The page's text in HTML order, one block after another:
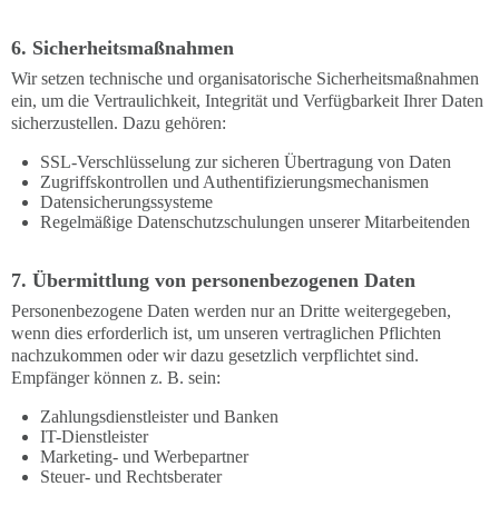
6. Sicherheitsmaßnahmen
Wir setzen technische und organisatorische Sicherheitsmaßnahmen
ein, um die Vertraulichkeit, Integrität und Verfügbarkeit Ihrer Daten
sicherzustellen. Dazu gehören:
SSL-Verschlüsselung zur sicheren Übertragung von Daten
Zugriffskontrollen und Authentifizierungsmechanismen
Datensicherungssysteme
Regelmäßige Datenschutzschulungen unserer Mitarbeitenden
7. Übermittlung von personenbezogenen Daten
Personenbezogene Daten werden nur an Dritte weitergegeben,
wenn dies erforderlich ist, um unseren vertraglichen Pflichten
nachzukommen oder wir dazu gesetzlich verpflichtet sind.
Empfänger können z. B. sein:
Zahlungsdienstleister und Banken
IT-Dienstleister
Marketing- und Werbepartner
Steuer- und Rechtsberater